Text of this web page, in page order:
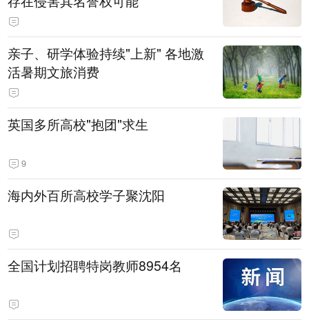
亲子、研学体验持续"上新" 各地激
活暑期文旅消费
英国多所高校"抱团"求生
9
海内外百所高校学子聚沈阳
全国计划招聘特岗教师8954名